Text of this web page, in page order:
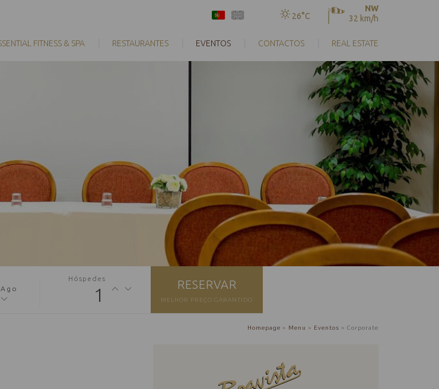
26°C
NW
32 km/h
FITNESS & SPA RESTAURANTES EVENTOS CONTACTOS REAL ESTATE
Ago
Hóspedes
1 RESERVAR
MELHOR PREÇO GARANTIDO
Homepage > Menu > Eventos > Corporate